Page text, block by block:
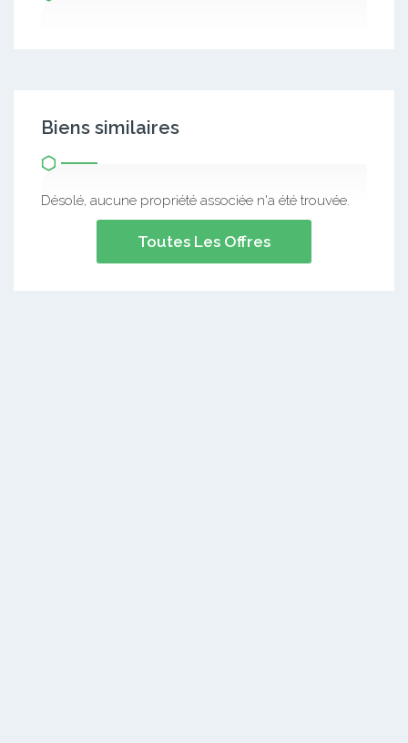
Biens similaires
Désolé, aucune propriété associée n'a été trouvée.
Toutes Les Offres